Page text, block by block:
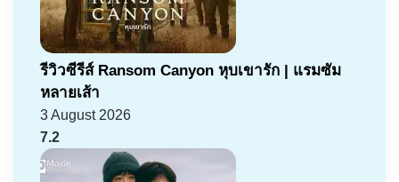
รีวิวซีรีส์ Ransom Canyon หุบเขารัก | แรมซัม
หลายเส้า
3 August 2026
7.2